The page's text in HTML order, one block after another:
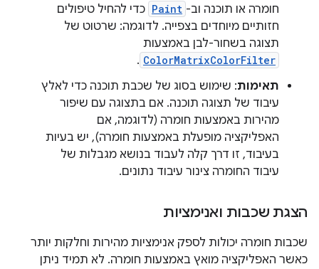
חומרה או תוכנה וב- Paint כדי להחיל טיפולים
חזותיים מיוחדים בצפייה. לדוגמה: שרטוט של
תצוגה בשחור-לבן באמצעות
ColorMatrixColorFilter
.
תאימות: שימוש בסוג של שכבת תוכנה כדי לאלץ
עיבוד של תצוגה תוכנה. אם בתצוגה עם שיפור
מהירות באמצעות חומרה (לדוגמה, אם
האפליקציה מופעלת באמצעות חומרה), יש בעיות
בעיבוד, זו דרך קלה לעבוד בנושא מגבלות של
עיבוד החומרה צינור עיבוד נתונים.
הצגת שכבות ואנימציות
שכבות חומרה יכולות לספק אנימציות מהירות וחלקות יותר
כאשר האפליקציה מואץ באמצעות חומרה. לא תמיד ניתן